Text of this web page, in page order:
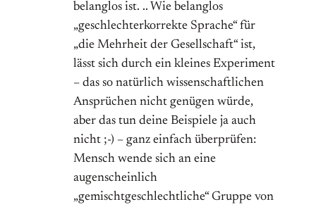
belanglos ist. .. Wie belanglos
„geschlechterkorrekte Sprache“ für
„die Mehrheit der Gesellschaft“ ist,
lässt sich durch ein kleines Experiment
– das so natürlich wissenschaftlichen
Ansprüchen nicht genügen würde,
aber das tun deine Beispiele ja auch
nicht ;-) – ganz einfach überprüfen:
Mensch wende sich an eine
augenscheinlich
„gemischtgeschlechtliche“ Gruppe von